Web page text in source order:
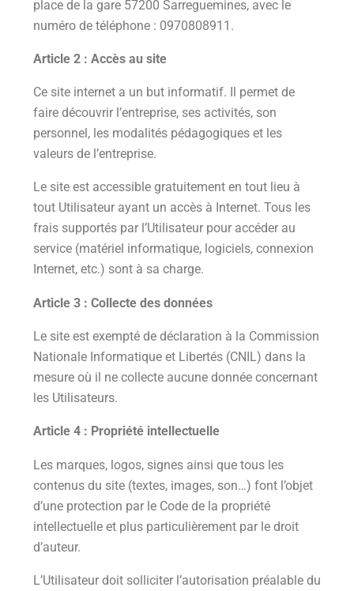
place de la gare 57200 Sarreguemines, avec le
numéro de téléphone : 0970808911.
Article 2 : Accès au site
Ce site internet a un but informatif. Il permet de
faire découvrir l’entreprise, ses activités, son
personnel, les modalités pédagogiques et les
valeurs de l’entreprise.
Le site est accessible gratuitement en tout lieu à
tout Utilisateur ayant un accès à Internet. Tous les
frais supportés par l’Utilisateur pour accéder au
service (matériel informatique, logiciels, connexion
Internet, etc.) sont à sa charge.
Article 3 : Collecte des données
Le site est exempté de déclaration à la Commission
Nationale Informatique et Libertés (CNIL) dans la
mesure où il ne collecte aucune donnée concernant
les Utilisateurs.
Article 4 : Propriété intellectuelle
Les marques, logos, signes ainsi que tous les
contenus du site (textes, images, son…) font l’objet
d’une protection par le Code de la propriété
intellectuelle et plus particulièrement par le droit
d’auteur.
L’Utilisateur doit solliciter l’autorisation préalable du